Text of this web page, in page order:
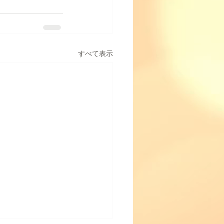
すべて表示